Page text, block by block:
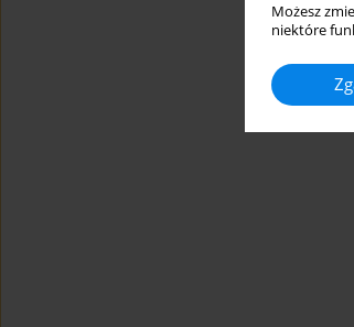
Możesz
niektóre